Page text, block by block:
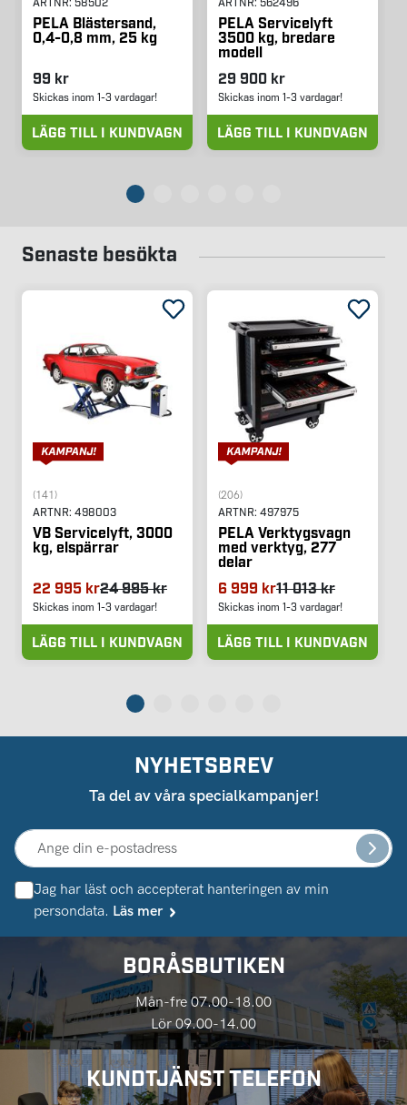
PELA Blästersand,
0,4-0,8 mm, 25 kg
99 kr
Skickas inom 1-3 vardagar!
LÄGG TILL I KUNDVAGN
PELA Servicelyft
3500 kg, bredare
modell
29 900 kr
Skickas inom 1-3 vardagar!
LÄGG TILL I KUNDVAGN
Senaste besökta
(141)
ARTNR: 498003
VB Servicelyft, 3000
kg, elspärrar
22 995 kr24 995 kr
Skickas inom 1-3 vardagar!
LÄGG TILL I KUNDVAGN
(206)
ARTNR: 497975
PELA Verktygsvagn
med verktyg, 277
delar
6 999 kr11 013 kr
Skickas inom 1-3 vardagar!
LÄGG TILL I KUNDVAGN
NYHETSBREV
Ta del av våra specialkampanjer!
Jag har läst och accepterat hanteringen av min
persondata. Läs mer
BORÅSBUTIKEN
Mån-fre 07.00-18.00
Lör 09.00-14.00
KUNDTJÄNST TELEFON